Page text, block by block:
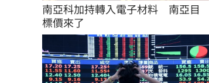
南亞科加持轉入電子材料　南亞目
標價來了